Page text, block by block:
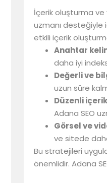
İçerik oluşturma ve
uzmanı desteğiyle
etkili içerik
Anahtar
daha iyi
Değerli ve
uzun süre
Düzenli içerik
Adana SEO
Görsel ve
ve sitede
Bu stratejileri
önemlidir. Adana